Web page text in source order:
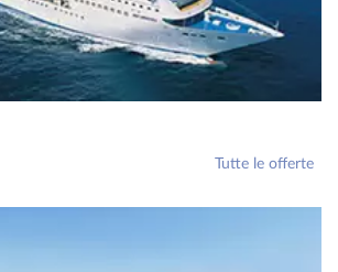
Tutte le offerte